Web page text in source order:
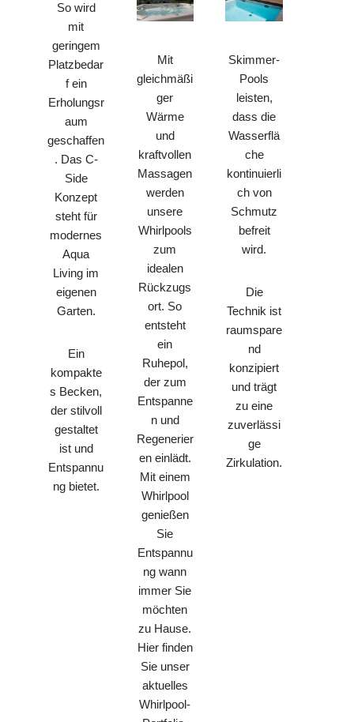
So wird
mit
geringem
Platzbedar
f ein
Erholungsr
aum
geschaffen
. Das C-
Side
Konzept
steht für
modernes
Aqua
Living im
eigenen
Garten.
Ein
kompakte
s Becken,
der stilvoll
gestaltet
ist und
Entspannu
ng bietet.
Mit
gleichmäßi
ger
Wärme
und
kraftvollen
Massagen
werden
unsere
Whirlpools
zum
idealen
Rückzugs
ort. So
entsteht
ein
Ruhepol,
der zum
Entspanne
n und
Regenerier
en einlädt.
Mit einem
Whirlpool
genießen
Sie
Entspannu
ng wann
immer Sie
möchten
zu Hause.
Hier finden
Sie unser
aktuelles
Whirlpool-
Skimmer-
Pools
leisten,
dass die
Wasserflä
che
kontinuierli
ch von
Schmutz
befreit
wird.
Die
Technik ist
raumspare
nd
konzipiert
und trägt
zu eine
zuverlässi
ge
Zirkulation.